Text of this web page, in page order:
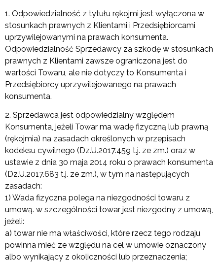
1. Odpowiedzialność z tytułu rękojmi jest wyłączona w
stosunkach prawnych z Klientami i Przedsiębiorcami
uprzywilejowanymi na prawach konsumenta.
Odpowiedzialność Sprzedawcy za szkodę w stosunkach
prawnych z Klientami zawsze ograniczona jest do
wartości Towaru, ale nie dotyczy to Konsumenta i
Przedsiębiorcy uprzywilejowanego na prawach
konsumenta.
2. Sprzedawca jest odpowiedzialny względem
Konsumenta, jeżeli Towar ma wadę fizyczną lub prawną
(rękojmia) na zasadach określonych w przepisach
kodeksu cywilnego (Dz.U.2017.459 t.j. ze zm.) oraz w
ustawie z dnia 30 maja 2014 roku o prawach konsumenta
(Dz.U.2017.683 t.j. ze zm.), w tym na następujących
zasadach:
1) Wada fizyczna polega na niezgodności towaru z
umową. w szczególności towar jest niezgodny z umową,
jeżeli:
a) towar nie ma właściwości, które rzecz tego rodzaju
powinna mieć ze względu na cel w umowie oznaczony
albo wynikający z okoliczności lub przeznaczenia;